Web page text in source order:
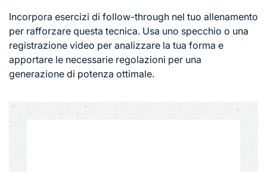
Incorpora esercizi di follow-through nel tuo allenamento
per rafforzare questa tecnica. Usa uno specchio o una
registrazione video per analizzare la tua forma e
apportare le necessarie regolazioni per una
generazione di potenza ottimale.